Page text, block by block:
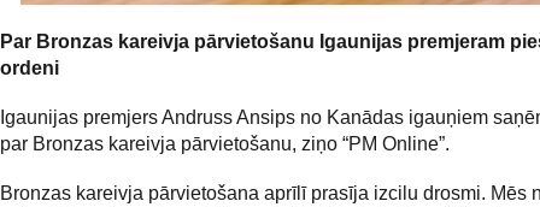
Par Bronzas kareivja pārvietošanu Igaunijas premjeram
ordeni
Igaunijas premjers Andruss Ansips no Kanādas igauņiem
par Bronzas kareivja pārvietošanu, ziņo “PM Online”.
Bronzas kareivja pārvietošana aprīlī prasīja izcilu drosmi. Mēs